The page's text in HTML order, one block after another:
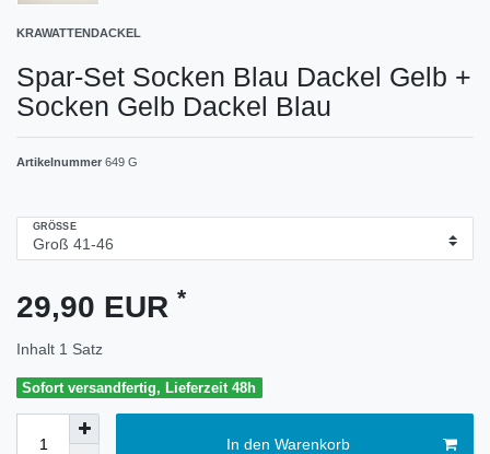
KRAWATTENDACKEL
Spar-Set Socken Blau Dackel Gelb +
Socken Gelb Dackel Blau
Artikelnummer 649 G
GRÖSSE
29,90 EUR *
Inhalt 1 Satz
Sofort versandfertig, Lieferzeit 48h
In den Warenkorb